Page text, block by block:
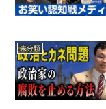
未分類